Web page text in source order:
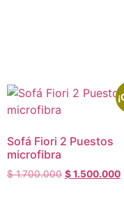
Sofá Fiori 2 Puestos
microfibra
$1.700.000 $1.500.000